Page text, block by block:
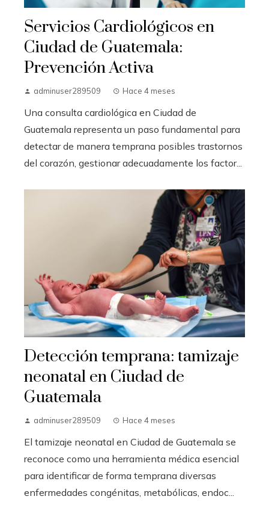
Servicios Cardiológicos en
Ciudad de Guatemala:
Prevención Activa
adminuser289509 Hace 4 meses
Una consulta cardiológica en Ciudad de
Guatemala representa un paso fundamental para
detectar de manera temprana posibles trastornos
del corazón, gestionar adecuadamente los factor...
Detección temprana: tamizaje
neonatal en Ciudad de
Guatemala
adminuser289509 Hace 4 meses
El tamizaje neonatal en Ciudad de Guatemala se
reconoce como una herramienta médica esencial
para identificar de forma temprana diversas
enfermedades congénitas, metabólicas, endoc...